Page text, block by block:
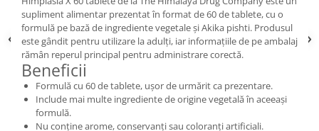
supliment alimentar prezentat în format de 60 de tablete, cu o
formulă pe bază de ingrediente vegetale și Akika pishti. Produsul
este gândit pentru utilizare la adulți, iar informațiile de pe ambalaj
rămân reperul principal pentru administrare corectă.
Beneficii
Formulă cu 60 de tablete, ușor de urmărit ca prezentare.
Include mai multe ingrediente de origine vegetală în aceeași
formulă.
Nu conține arome, conservanți sau coloranți artificiali.